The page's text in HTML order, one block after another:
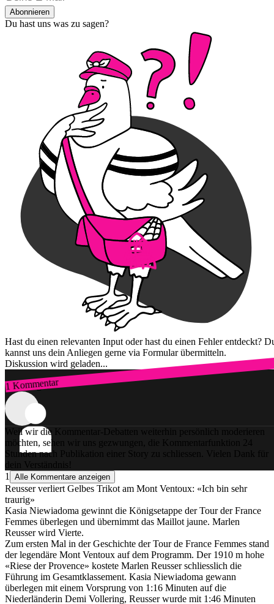
Abonnieren
Du hast uns was zu sagen?
Hast du einen relevanten Input oder hast du einen Fehler entdeckt?
kannst uns dein Anliegen gerne via Formular übermitteln.
Diskussion wird geladen...
1 Kommentar
Zum Login
Weil wir die Kommentar-Debatten weiterhin persönlich moderieren
möchten, sehen wir uns gezwungen, die Kommentarfunktion 24
Stunden nach Publikation einer Story zu schliessen. Vielen Dank für
dein Verständnis!
1
Alle Kommentare anzeigen
Reusser verliert Gelbes Trikot am Mont Ventoux: «Ich bin sehr
traurig»
Kasia Niewiadoma gewinnt die Königsetappe der Tour der France
Femmes überlegen und übernimmt das Maillot jaune. Marlen
Reusser wird Vierte.
Zum ersten Mal in der Geschichte der Tour de France Femmes stand
der legendäre Mont Ventoux auf dem Programm. Der 1910 m hohe
«Riese der Provence» kostete Marlen Reusser schliesslich die
Führung im Gesamtklassement. Kasia Niewiadoma gewann
überlegen mit einem Vorsprung von 1:16 Minuten auf die
Niederländerin Demi Vollering, Reusser wurde mit 1:46 Minuten